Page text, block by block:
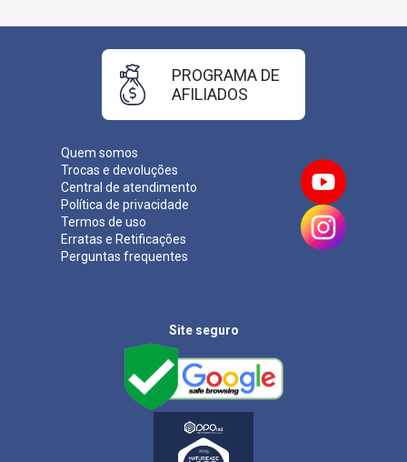
Quem somos
Trocas e devoluções
Central de atendimento
Política de privacidade
Termos de uso
Erratas e Retificações
Perguntas frequentes
PROGRAMA DE
AFILIADOS
Site seguro